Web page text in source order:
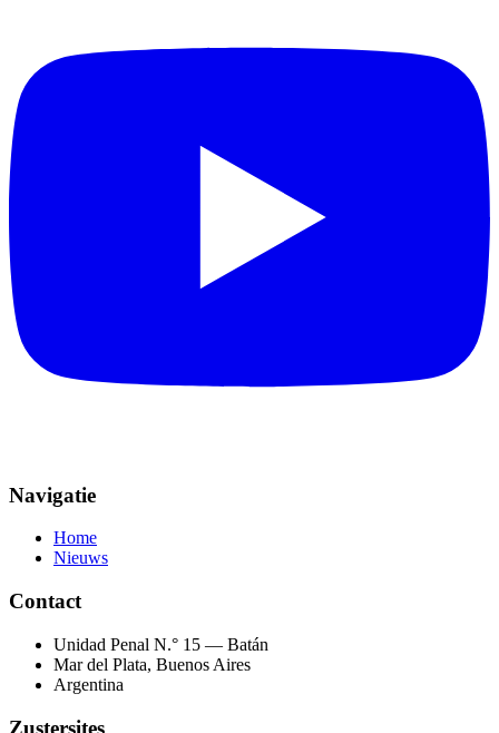
Navigatie
Home
Nieuws
Contact
Unidad Penal N.° 15 — Batán
Mar del Plata, Buenos Aires
Argentina
Zustersites